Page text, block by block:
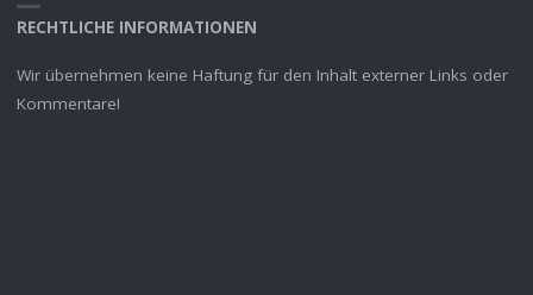
RECHTLICHE INFORMATIONEN
Wir übernehmen keine Haftung für den Inhalt externer Links oder
Kommentare!